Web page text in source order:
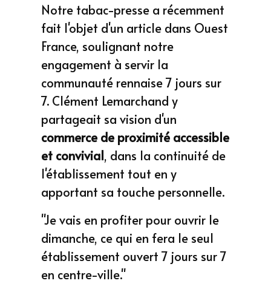
Notre tabac-presse a récemment
fait l'objet d'un article dans Ouest
France, soulignant notre
engagement à servir la
communauté rennaise 7 jours sur
7. Clément Lemarchand y
partageait sa vision d'un
commerce de proximité accessible
et convivial, dans la continuité de
l'établissement tout en y
apportant sa touche personnelle.
"Je vais en profiter pour ouvrir le
dimanche, ce qui en fera le seul
établissement ouvert 7 jours sur 7
en centre-ville."